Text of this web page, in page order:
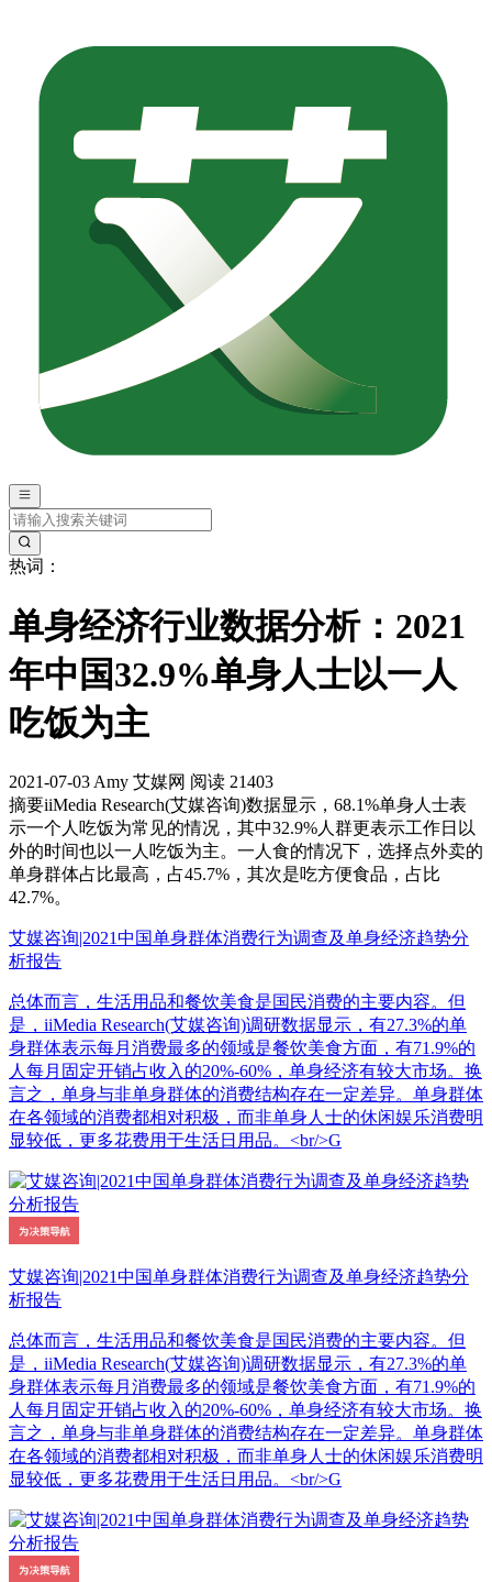
热词：
单身经济行业数据分析：2021
年中国32.9%单身人士以一人
吃饭为主
2021-07-03 Amy 艾媒网 阅读 21403
摘要iiMedia Research(艾媒咨询)数据显示，68.1%单身人士表
示一个人吃饭为常见的情况，其中32.9%人群更表示工作日以
外的时间也以一人吃饭为主。一人食的情况下，选择点外卖的
单身群体占比最高，占45.7%，其次是吃方便食品，占比
42.7%。
艾媒咨询|2021中国单身群体消费行为调查及单身经济趋势分
析报告
总体而言，生活用品和餐饮美食是国民消费的主要内容。但
是，iiMedia Research(艾媒咨询)调研数据显示，有27.3%的单
身群体表示每月消费最多的领域是餐饮美食方面，有71.9%的
人每月固定开销占收入的20%-60%，单身经济有较大市场。换
言之，单身与非单身群体的消费结构存在一定差异。单身群体
在各领域的消费都相对积极，而非单身人士的休闲娱乐消费明
显较低，更多花费用于生活日用品。<br/>G
艾媒咨询|2021中国单身群体消费行为调查及单身经济趋势分
析报告
总体而言，生活用品和餐饮美食是国民消费的主要内容。但
是，iiMedia Research(艾媒咨询)调研数据显示，有27.3%的单
身群体表示每月消费最多的领域是餐饮美食方面，有71.9%的
人每月固定开销占收入的20%-60%，单身经济有较大市场。换
言之，单身与非单身群体的消费结构存在一定差异。单身群体
在各领域的消费都相对积极，而非单身人士的休闲娱乐消费明
显较低，更多花费用于生活日用品。<br/>G